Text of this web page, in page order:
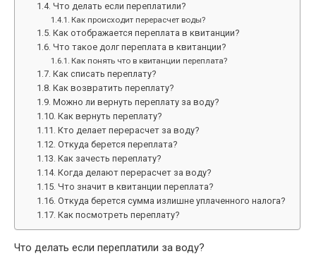
Что делать если переплатили?
Как происходит перерасчет воды?
Как отображается переплата в квитанции?
Что такое долг переплата в квитанции?
Как понять что в квитанции переплата?
Как списать переплату?
Как возвратить переплату?
Можно ли вернуть переплату за воду?
Как вернуть переплату?
Кто делает перерасчет за воду?
Откуда берется переплата?
Как зачесть переплату?
Когда делают перерасчет за воду?
Что значит в квитанции переплата?
Откуда берется сумма излишне уплаченного налога?
Как посмотреть переплату?
Что делать если переплатили за воду?